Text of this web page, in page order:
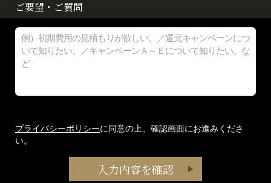
ご要望・ご質問
プライバシーポリシーに同意の上、確認画面にお進みくださ
い。